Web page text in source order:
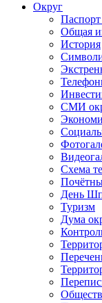
Округ
Паспорт
Общая
История
СМИ
Схема
День
Туризм
Дума